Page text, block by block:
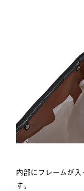
内部にフレームが
す。